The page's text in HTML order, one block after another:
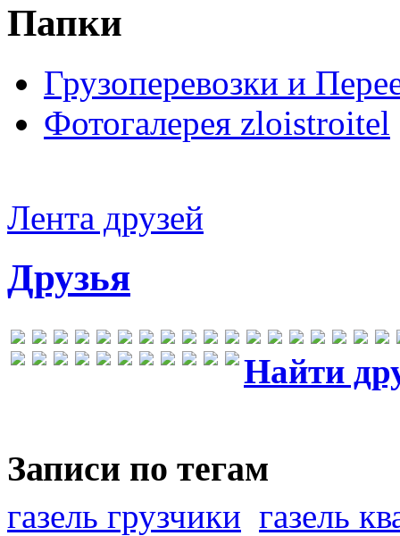
Папки
Грузоперевозки и
Фотогалерея zloistroitel
Лента друзей
Друзья
Найти
Записи по тегам
газель грузчики газель